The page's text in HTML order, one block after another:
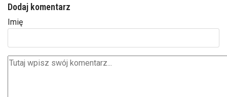
Dodaj komentarz
Imię